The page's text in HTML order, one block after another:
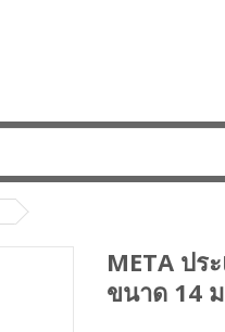
META ปร
ขนาด 14